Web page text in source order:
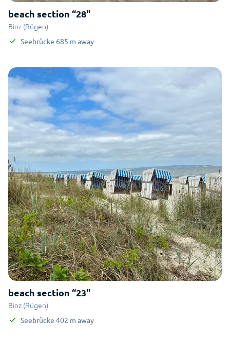
beach section “28"
Binz (Rügen)
Seebrücke 685 m away
beach section “23"
Binz (Rügen)
Seebrücke 402 m away